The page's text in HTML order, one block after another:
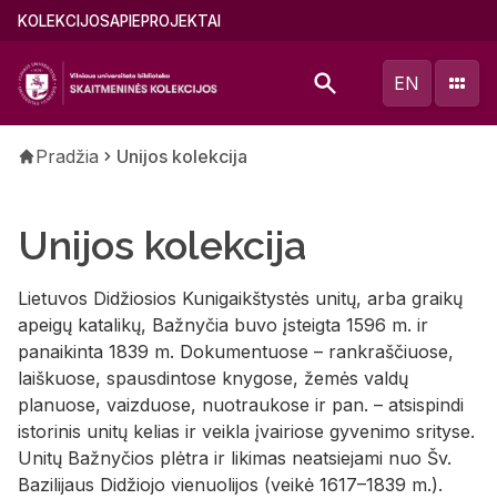
Pereiti
pagrindinį
turinį
Main
(lithuanian)
KOLEKCIJOSAPIEPROJEKTAI
EN
Kelias
Pradžia Unijos kolekcija
Unijos kolekcija
Lietuvos Didžiosios Kunigaikštystės unitų, arba graikų
apeigų katalikų, Bažnyčia buvo įsteigta 1596 m. ir
panaikinta 1839 m. Dokumentuose – rankraščiuose,
laiškuose, spausdintose knygose, žemės valdų
planuose, vaizduose, nuotraukose ir pan. – atsispindi
istorinis unitų kelias ir veikla įvairiose gyvenimo srityse.
Unitų Bažnyčios plėtra ir likimas neatsiejami nuo Šv.
Bazilijaus Didžiojo vienuolijos (veikė 1617–1839 m.).